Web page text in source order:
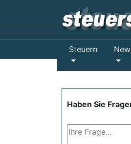
Steuern
Haben Sie